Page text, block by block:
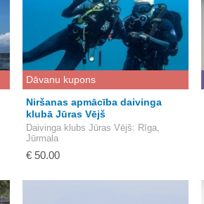
Dāvanu kupons
Niršanas apmācība daivinga
klubā Jūras Vējš
Daivinga klubs Jūras Vējš: Rīga,
Jūrmala
€ 50.00